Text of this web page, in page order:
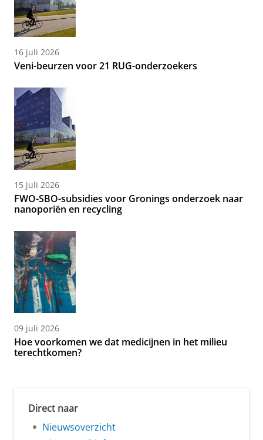
16 juli 2026
Veni-beurzen voor 21 RUG-onderzoekers
15 juli 2026
FWO-SBO-subsidies voor Gronings onderzoek naar
nanoporiën en recycling
09 juli 2026
Hoe voorkomen we dat medicijnen in het milieu
terechtkomen?
Direct naar
Nieuwsoverzicht